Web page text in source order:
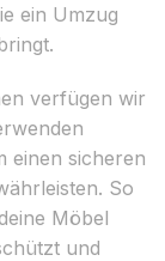
ein Umzug
verfügen wir
einen sicheren
So
Möbel
und